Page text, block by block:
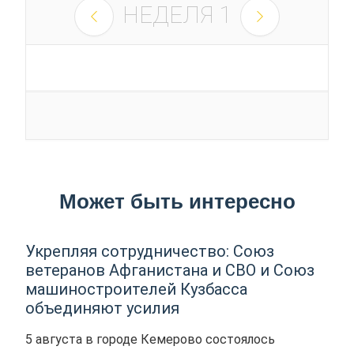
НЕДЕЛЯ 1
Может быть интересно
Укрепляя сотрудничество: Союз
ветеранов Афганистана и СВО и Союз
машиностроителей Кузбасса
объединяют усилия
5 августа в городе Кемерово состоялось